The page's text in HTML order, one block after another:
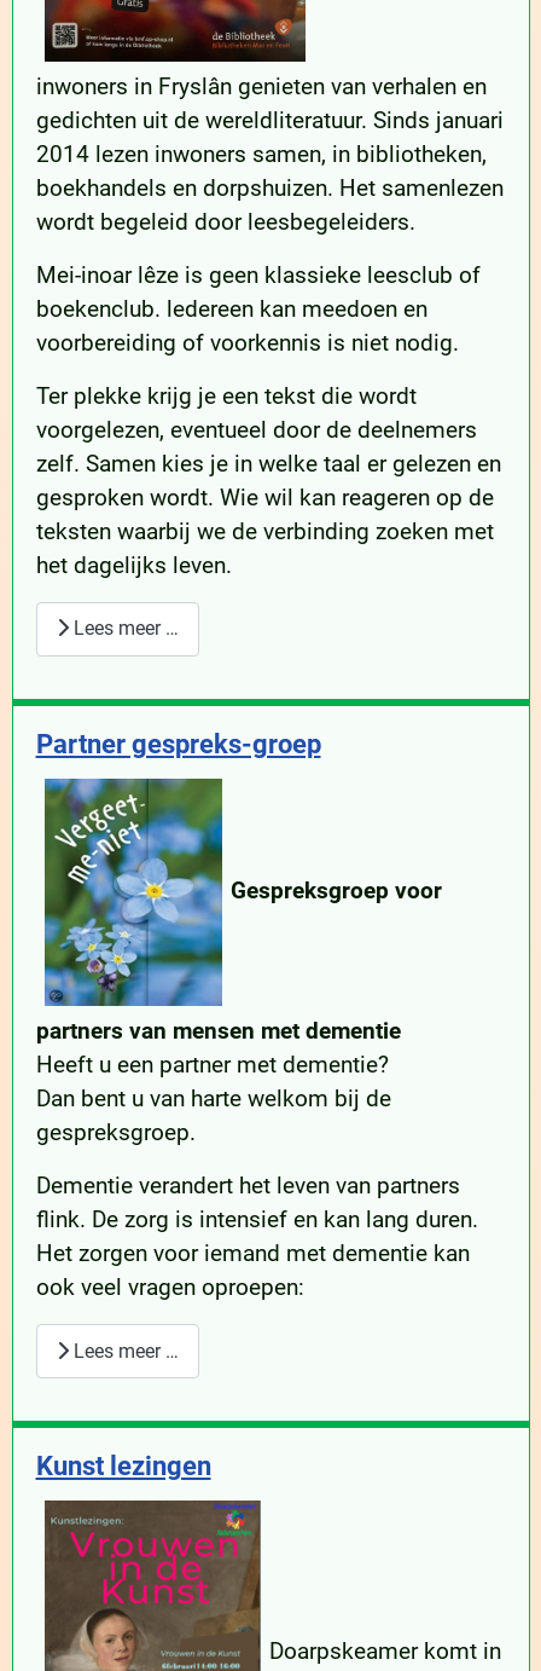
inwoners in Fryslân genieten van verhalen en
gedichten uit de wereldliteratuur. Sinds januari
2014 lezen inwoners samen, in bibliotheken,
boekhandels en dorpshuizen. Het samenlezen
wordt begeleid door leesbegeleiders.
Mei-inoar lêze is geen klassieke leesclub of
boekenclub. ledereen kan meedoen en
voorbereiding of voorkennis is niet nodig.
Ter plekke krijg je een tekst die wordt
voorgelezen, eventueel door de deelnemers
zelf. Samen kies je in welke taal er gelezen en
gesproken wordt. Wie wil kan reageren op de
teksten waarbij we de verbinding zoeken met
het dagelijks leven.
Lees meer …
Partner gespreks-groep
Gespreksgroep voor
partners van mensen met dementie
Heeft u een partner met dementie?
Dan bent u van harte welkom bij de
gespreksgroep.
Dementie verandert het leven van partners
flink. De zorg is intensief en kan lang duren.
Het zorgen voor iemand met dementie kan
ook veel vragen oproepen:
Lees meer …
Kunst lezingen
Doarpskeamer komt in